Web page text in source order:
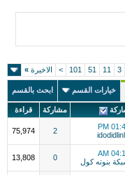
3
11
51
101
> الاخيرة »
خيارات القسم ابحث بالقسم
مشاركة قراءة
01:46
2
75,974
04:13
بنوته كول 0
13,808